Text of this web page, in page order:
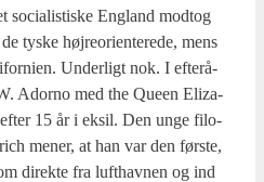
soci­a­li­sti­ske Eng­land mod­tog
tyske høj­re­o­ri­en­te­re­de, mens
Under­ligt nok. I efter­å­
Ador­no med the Que­en Eliza­
15 år i eksil. Den unge filo­
mener, at han var den før­ste,
direk­te fra luft­hav­nen og ind